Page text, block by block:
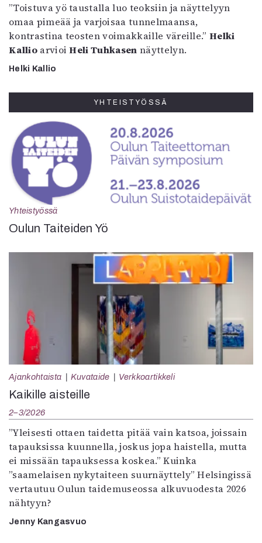
”Toistuva yö taustalla luo teoksiin ja näyttelyyn
omaa pimeää ja varjoisaa tunnelmaansa,
kontrastina teosten voimakkaille väreille.”Helki
KallioarvioiHeli Tuhkasen näyttelyn.
Helki Kallio
YHTEISTYÖSSÄ
Yhteistyössä
Oulun Taiteiden Yö
Ajankohtaista Kuvataide Verkkoartikkeli
Kaikille aisteille
2–3/2026
”Yleisesti ottaen taidetta pitää vain katsoa, joissain
tapauksissa kuunnella, joskus jopa haistella, mutta
ei missään tapauksessa koskea.” Kuinka
”saamelaisen nykytaiteen suurnäyttely” Helsingissä
vertautuu Oulun taidemuseossa alkuvuodesta 2026
nähtyyn?
Jenny Kangasvuo